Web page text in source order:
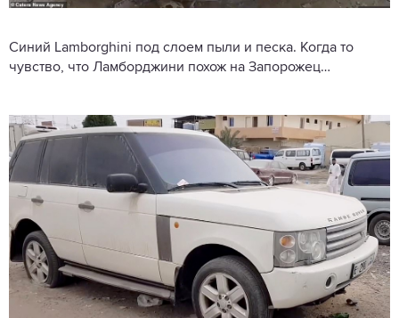
Синий Lamborghini под слоем пыли и песка. Когда то
чувство, что Ламборджини похож на Запорожец…